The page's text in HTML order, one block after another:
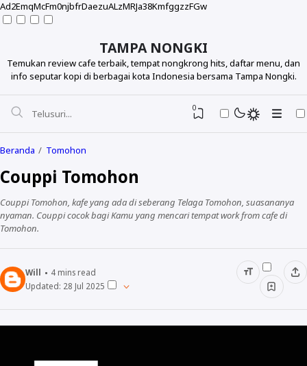
Ad2EmqMcFm0njbfrDaezuALzMRJa38KmfggzzFGw
TAMPA NONGKI
Temukan review cafe terbaik, tempat nongkrong hits, daftar menu, dan
info seputar kopi di berbagai kota Indonesia bersama Tampa Nongki.
0
Beranda Tomohon
Couppi Tomohon
Couppi Tomohon, kafe yang ada di seberang Telaga Tomohon, suasananya
nyaman. Couppi cocok bagi Kamu yang mencari tempat work from cafe di
Tomohon.
Will 4mins read
Updated: 28 Jul 2025